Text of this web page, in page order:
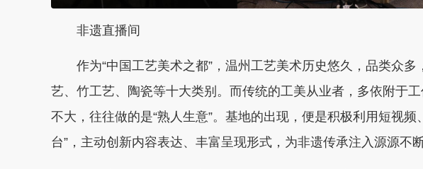
非遗直播间
作为“中国工艺美术之都”，温州工艺美术历史悠久，品类众多
艺、竹工艺、陶瓷等十大类别。而传统的工美从业者，多依附于
不大，往往做的是“熟人生意”。基地的出现，便是积极利用短视频
台”，主动创新内容表达、丰富呈现形式，为非遗传承注入源源不